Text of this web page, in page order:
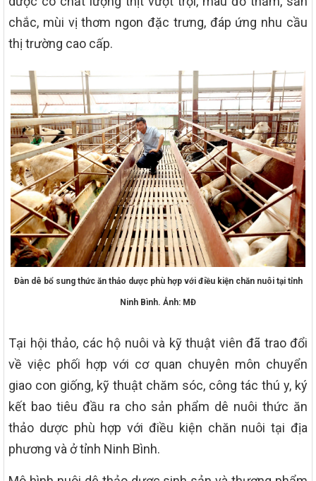
chắc, mùi vị thơm ngon đặc trưng, đáp ứng nhu cầu
thị trường cao cấp.
Đàn dê bổ sung thức ăn thảo dược phù hợp với điều kiện chăn nuôi tại tỉnh
Ninh Bình. Ảnh: MĐ
Tại hội thảo, các hộ nuôi và kỹ thuật viên đã trao đổi
về việc phối hợp với cơ quan chuyên môn chuyển
giao con giống, kỹ thuật chăm sóc, công tác thú y, ký
kết bao tiêu đầu ra cho sản phẩm dê nuôi thức ăn
thảo dược phù hợp với điều kiện chăn nuôi tại địa
phương và ở tỉnh Ninh Bình.